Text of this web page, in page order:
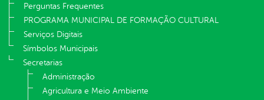
Perguntas Frequentes
PROGRAMA MUNICIPAL DE FORMAÇÃO CULTURAL
Serviços Digitais
Símbolos Municipais
Secretarias
Administração
Agricultura e Meio Ambiente